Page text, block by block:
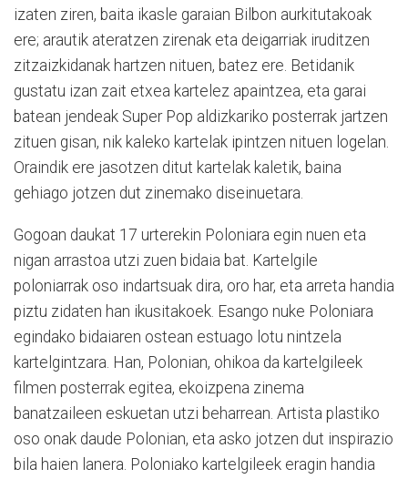
izaten ziren, baita ikasle garaian Bilbon aurkitutakoak
ere; arautik ateratzen zirenak eta deigarriak iruditzen
zitzaizkidanak hartzen nituen, batez ere. Betidanik
gustatu izan zait etxea kartelez apaintzea, eta garai
batean jendeak Super Pop aldizkariko posterrak jartzen
zituen gisan, nik kaleko kartelak ipintzen nituen logelan.
Oraindik ere jasotzen ditut kartelak kaletik, baina
gehiago jotzen dut zinemako diseinuetara.
Gogoan daukat 17 urterekin Poloniara egin nuen eta
nigan arrastoa utzi zuen bidaia bat. Kartelgile
poloniarrak oso indartsuak dira, oro har, eta arreta handia
piztu zidaten han ikusitakoek. Esango nuke Poloniara
egindako bidaiaren ostean estuago lotu nintzela
kartelgintzara. Han, Polonian, ohikoa da kartelgileek
filmen posterrak egitea, ekoizpena zinema
banatzaileen eskuetan utzi beharrean. Artista plastiko
oso onak daude Polonian, eta asko jotzen dut inspirazio
bila haien lanera. Poloniako kartelgileek eragin handia